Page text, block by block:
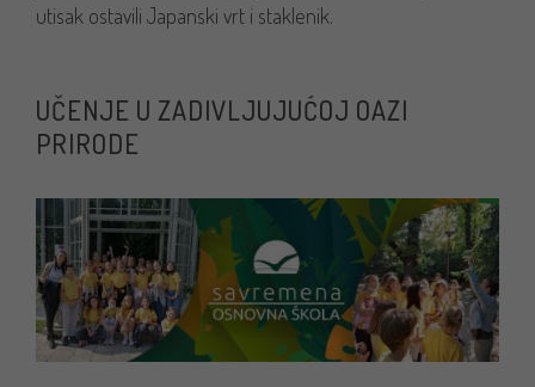
utisak ostavili Japanski vrt i staklenik.
UČENJE U ZADIVLJUJUĆOJ OAZI
PRIRODE